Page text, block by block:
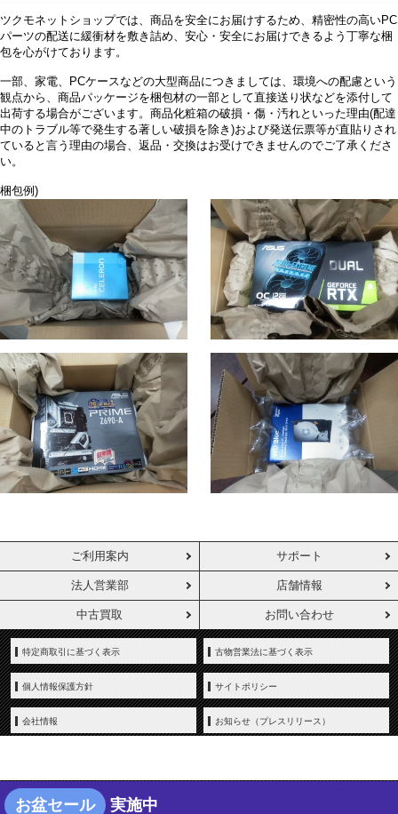
ツクモネットショップでは、商品を安全にお届けするため、精密性の高いPC
パーツの配送に緩衝材を敷き詰め、安心・安全にお届けできるよう丁寧な梱
包を心がけております。
一部、家電、PCケースなどの大型商品につきましては、環境への配慮という
観点から、商品パッケージを梱包材の一部として直接送り状などを添付して
出荷する場合がございます。商品化粧箱の破損・傷・汚れといった理由(配達
中のトラブル等で発生する著しい破損を除き)および発送伝票等が直貼りされ
ていると言う理由の場合、返品・交換はお受けできませんのでご了承くださ
い。
梱包例)
ご利用案内 サポート
法人営業部 店舗情報
中古買取 お問い合わせ
特定商取引に基づく表示 古物営業法に基づく表示
個人情報保護方針 サイトポリシー
会社情報 お知らせ（プレスリリース）
お盆セール 実施中